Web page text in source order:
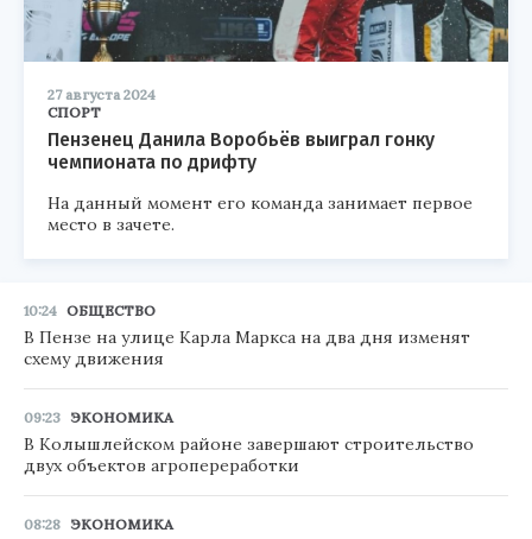
27 августа 2024
СПОРТ
Пензенец Данила Воробьёв выиграл гонку
чемпионата по дрифту
На данный момент его команда занимает первое
место в зачете.
10:24 ОБЩЕСТВО
В Пензе на улице Карла Маркса на два дня изменят
схему движения
09:23 ЭКОНОМИКА
В Колышлейском районе завершают строительство
двух объектов агропереработки
08:28 ЭКОНОМИКА